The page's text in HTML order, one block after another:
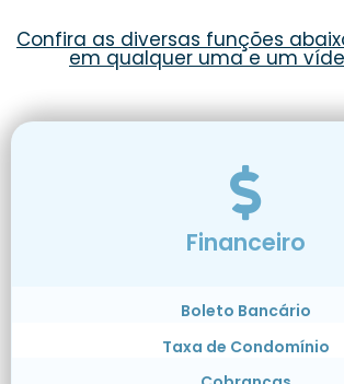
Confira as diversas funções
em qualquer uma e um
Financeiro
Boleto Bancário
Taxa de Condomínio